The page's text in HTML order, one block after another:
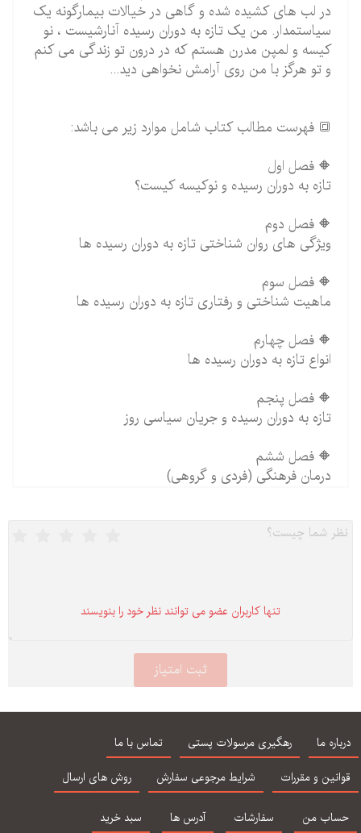
در لب های کشیده شده و گاهی در خیالات بیمارگونه یک
سیاستمدار. من یک تازه به دوران رسیده آنارشیست ، نو
کیسه و لمپن مدرن هستم که در درون تو زندگی می کنم
و تو هرگز با من روی آرامش نخواهی دید...
🔳 فهرست مطالب کتاب شامل موارد زیر می باشد:
🔶 فصل اول
تازه به دوران رسیده و نوکیسه کیست؟
🔶 فصل دوم
ویژگی های روان شناختی تازه به دوران رسیده ها
🔶 فصل سوم
ماهیت شناختی و رفتاری تازه به دوران رسیده ها
🔶 فصل چهارم
انواع تازه به دوران رسیده ها
🔶 فصل پنجم
تازه به دوران رسیده و جریان سیاسی روز
🔶 فصل ششم
درمان فرهنگی (فردی و گروهی)
تنها كاربران عضو می توانند نظر خود را بنویسند
درباره ما رهگیری مرسولات پستی
تماس با ما
قوانین و مقررات
شرایط مرجوعی سفارش روش های ارسال
حساب من سفارشات آدرس ها سبد خرید